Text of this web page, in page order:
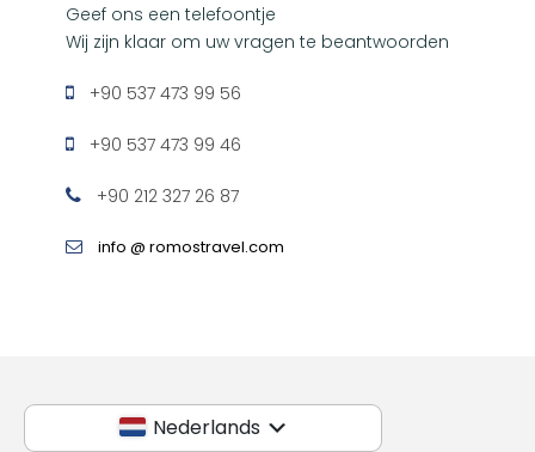
Geef ons een telefoontje
Wij zijn klaar om uw vragen te beantwoorden
+90 537 473 99 56
+90 537 473 99 46
+90 212 327 26 87
info @ romostravel.com
Nederlands